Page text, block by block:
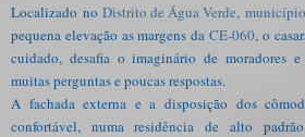
Localizado noDistrito de Água Verde,
pequena elevação as margens daCE-060, o
cuidado, desafia o imaginário de moradores
muitas perguntas e poucas respostas.
A fachada externa e a disposição dos
confortável, numa residência de alto